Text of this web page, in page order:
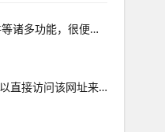
，导出来txt文件等诸多功能，很便捷3 奇热小说手机 软件类型安卓APP 软件介绍奇热小说分销系统是一款功能丰富的手机阅读阅读器，海量免费全。4云中书城 v20Android简介 软件介绍中国最大的正版电
下载链接，你可以直接访问该网址来尝试下载鬼泣4手机版请注意，下载和安装应用时，请确保你的手机处于安全的网络环境，并从官方或信誉良好的第三方应用。鬼泣巅峰之战手游